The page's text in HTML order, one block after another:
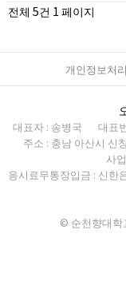
전체 5건 1 페이지
개인정보처
대표자 : 송병국 대표
주소 : 충남 아산시 신
사
응시료무통장입금 : 신한
© 순천향대학